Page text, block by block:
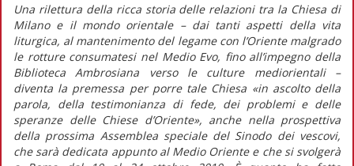
Una rilettura della ricca storia delle relazioni tra la Chiesa di
Milano e il mondo orientale – dai tanti aspetti della vita
liturgica, al mantenimento del legame con l’Oriente malgrado
le rotture consumatesi nel Medio Evo, fino all’impegno della
Biblioteca Ambrosiana verso le culture mediorientali –
diventa la premessa per porre tale Chiesa «in ascolto della
parola, della testimonianza di fede, dei problemi e delle
speranze delle Chiese d’Oriente», anche nella prospettiva
della prossima Assemblea speciale del Sinodo dei vescovi,
che sarà dedicata appunto al Medio Oriente e che si svolgerà